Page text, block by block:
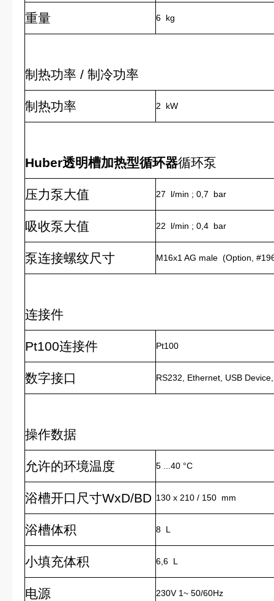
重量 6 kg
制热功率 / 制冷功率
制热功率 2 kW
Huber透明槽加热型循环器循环泵
压力泵大值 27 l/min ; 0,7 bar
吸收泵大值 22 l/min ; 0,4 bar
泵连接螺纹尺寸 M16x1 AG male (Option,
连接件
Pt100连接件 Pt100
数字接口 RS232, Ethernet, USB
操作数据
允许的环境温度 5 ...40 °C
浴槽开口尺寸WxD/BD 130 x 210 / 150 mm
浴槽体积 8 L
小填充体积 6,6 L
电源 230V 1~ 50/60Hz